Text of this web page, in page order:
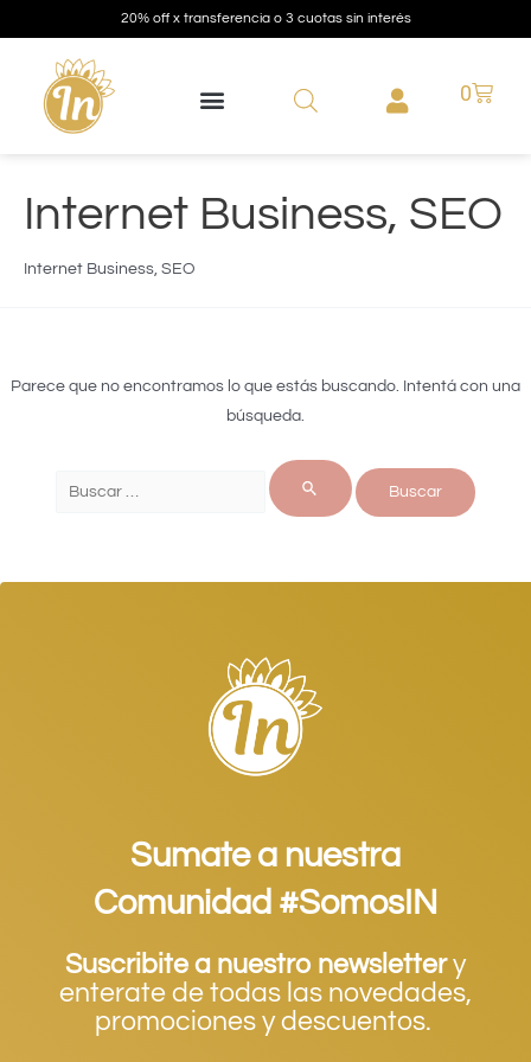
20% off x transferencia o 3 cuotas sin interés
0
Internet Business, SEO
Internet Business, SEO
Parece que no encontramos lo que estás buscando. Intentá con una
búsqueda.
Sumate a nuestra
Comunidad #SomosIN
Suscribite a nuestro newslettery
enterate de todas las novedades,
promociones y descuentos.